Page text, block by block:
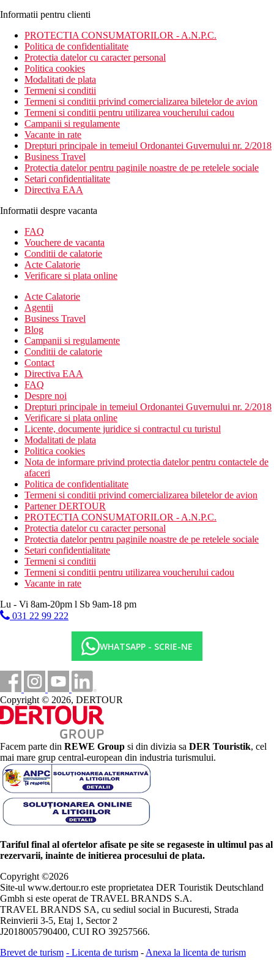
Informatii pentru clienti
PROTECTIA CONSUMATORILOR - A.N.P.C.
Politica de confidentialitate
Protectia datelor cu caracter personal
Politica cookies
Modalitati de plata
Termeni si conditii
Termeni si conditii privind comercializarea biletelor de avion
Termeni si conditii pentru utilizarea voucherului cadou
Campanii si regulamente
Vacante in rate
Drepturi principale in temeiul Ordonantei Guvernului nr. 2/2018
Business Travel
Protectia datelor pentru paginile noastre de pe retelele sociale
Setari confidentialitate
Directiva EAA
Informatii despre vacanta
FAQ
Vouchere de vacanta
Conditii de calatorie
Acte Calatorie
Verificare si plata online
Acte Calatorie
Agentii
Business Travel
Blog
Campanii si regulamente
Conditii de calatorie
Contact
Directiva EAA
FAQ
Despre noi
Drepturi principale in temeiul Ordonantei Guvernului nr. 2/2018
Verificare si plata online
Licente, documente juridice si contractul cu turistul
Modalitati de plata
Politica cookies
Nota de informare privind protectia datelor pentru contactele de
afaceri
Politica de confidentialitate
Termeni si conditii privind comercializarea biletelor de avion
Partener DERTOUR
PROTECTIA CONSUMATORILOR - A.N.P.C.
Protectia datelor cu caracter personal
Protectia datelor pentru paginile noastre de pe retelele sociale
Setari confidentialitate
Termeni si conditii
Termeni si conditii pentru utilizarea voucherului cadou
Vacante in rate
Lu - Vi 8am-20pm l Sb 9am-18 pm
031 22 99 222
WHATSAPP - SCRIE-NE
Copyright © 2026, DERTOUR
Facem parte din REWE Group si din divizia sa DER Touristik, cel
mai mare grup central-european din industria turismului.
Tariful final al ofertelor afisate pe site se regaseste in ultimul pas al
rezervarii, inainte de initierea procesului de plata.
Copyright ©2026
Site-ul www.dertour.ro este proprietatea DER Touristik Deutschland
Gmbh si este operat de TRAVEL BRANDS S.A.
TRAVEL BRANDS SA, cu sediul social in Bucuresti, Strada
Reinvierii 3-5, Etaj 1, Sector 2
J2018005790400, CUI RO 39257566.
Brevet de turism - Licenta de turism - Anexa la licenta de turism